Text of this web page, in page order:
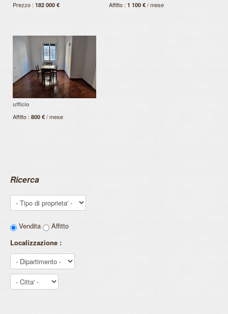
Prezzo : 182 000 € Affitto : 1 100 € / mese
ufficio
Affitto : 800 € / mese
Ricerca
Vendita
Affitto
Localizzazione :